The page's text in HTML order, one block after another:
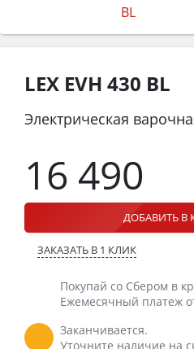
LEX EVH 430 BL
Электрическая
16 490
ДОБАВИТЬ В
ЗАКАЗАТЬ В 1 КЛИК
Покупай со Сбером в
Ежемесячный платеж
Заканчивается.
Уточните наличие на